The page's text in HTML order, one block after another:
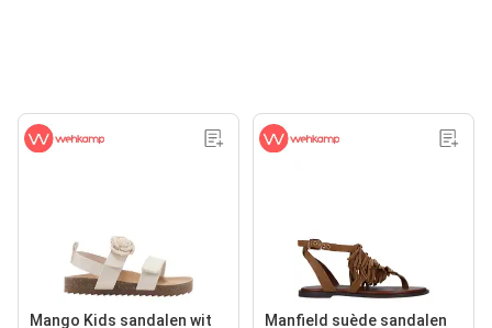
Mango Kids sandalen wit
Manfield suède sandalen